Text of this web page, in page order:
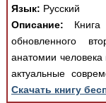
Язык: Русский
Описание: Книга
обновленного
анатомии
актуальные
Скачать книгу